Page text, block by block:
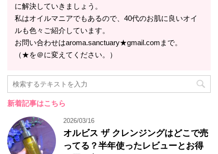
に解決していきましょう。
私はオイルマニアでもあるので、40代のお肌に良いオイ
ルも色々ご紹介しています。
お問い合わせはaroma.sanctuary★gmail.comまで。
（★を＠に変えてください。）
新着記事はこちら
2026/03/16
オルビス ザ クレンジングはどこで売
ってる？半年使ったレビューとお得